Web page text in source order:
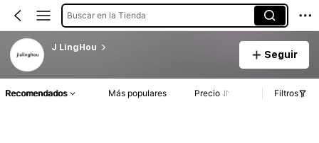
Buscar en la Tienda
J LingHou
Seguir
Recomendados Más populares Precio Filtros